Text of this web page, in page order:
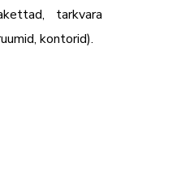
tarkvara
kontorid).